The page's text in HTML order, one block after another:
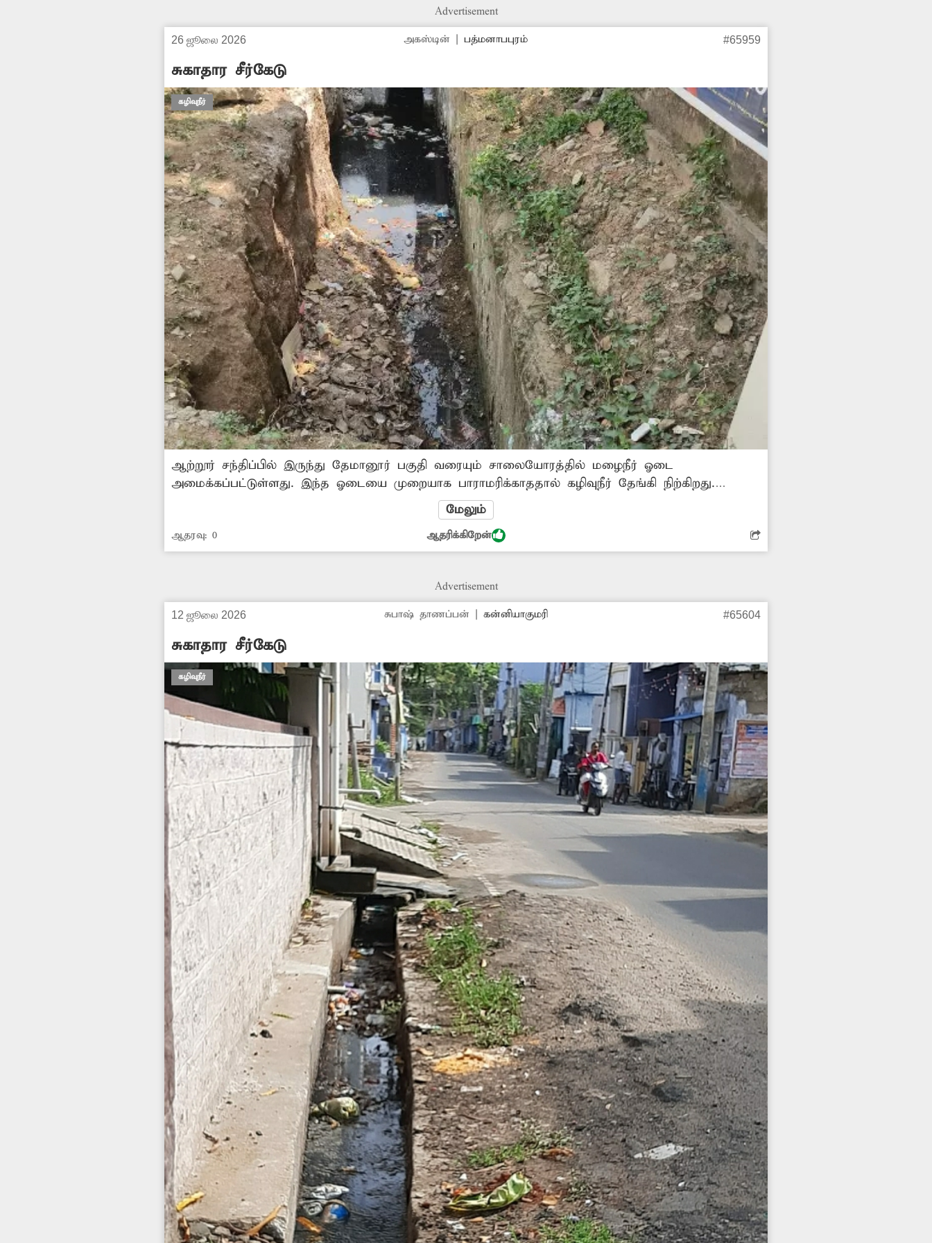
Advertisement
26 ஜூலை 2026 அகஸ்டின் |பத்மனாபபுரம் #65959
சுகாதார சீர்கேடு
கழிவுநீர்
ஆற்றூர் சந்திப்பில் இருந்து தேமானூர் பகுதி வரையும் சாலையோரத்தில் மழைநீர் ஓடை
அமைக்கப்பட்டுள்ளது. இந்த ஓடையை முறையாக பாராமரிக்காததால் கழிவுநீர் தேங்கி நிற்கிறது.
இதனால் அந்த பகுதியில் துர்நாற்றம் வீசுவதுடன் சுகாதார சீர்கேடு ஏற்பட்டு வருகிறது. எனவே
பொதுமக்கள் நலன்கருதி மழைநீர் ஓடையை தூர்வாரி சீரமைக்க சம்பந்தப்பட்ட அதிகாரிகள் நடவடிக்கை
மேலும்
ஆதரவு: 0 ஆதரிக்கிறேன்
Advertisement
12 ஜூலை 2026 சுபாஷ் தாணப்பன் கன்னியாகுமரி #65604
சுகாதார சீர்கேடு
கழிவுநீர்